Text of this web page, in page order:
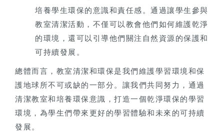
培養學生環保的意識和責任感。通過讓學生參與
教室清潔活動，不僅可以教會他們如何維護乾淨
的環境，還可以引導他們關注自然資源的保護和
可持續發展。
總體而言，教室清潔和環保是我們維護學習環境和保
護地球所不可或缺的一部分。讓我們共同努力，通過
清潔教室和培養環保意識，打造一個乾淨環保的學習
環境，為學生們帶來更好的學習體驗和未來的可持續
發展。